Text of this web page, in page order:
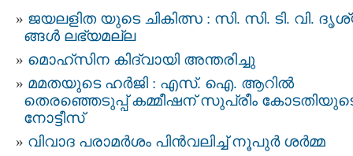
ജയലളിത യുടെ ചികിത്സ : സി. സി. ടി. വി.
ങ്ങള്‍ ലഭ്യമല്ല
മൊഹ്‌സിന കിദ്വായി അന്തരിച്ചു
മമതയുടെ ഹർജി : എസ്. ഐ. ആറില്‍
തെരഞ്ഞെടുപ്പ്‌ കമ്മീഷന്‌ സുപ്രീം
നോട്ടീസ്‌
വിവാദ പരാമര്‍ശം പിന്‍വലിച്ച് നൂപുര്‍ ശര്‍മ്മ